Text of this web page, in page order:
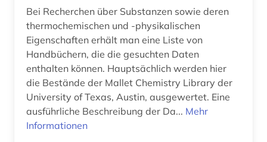
Bei Recherchen über Substanzen sowie deren
thermochemischen und -physikalischen
Eigenschaften erhält man eine Liste von
Handbüchern, die die gesuchten Daten
enthalten können. Hauptsächlich werden hier
die Bestände der Mallet Chemistry Library der
University of Texas, Austin, ausgewertet. Eine
ausführliche Beschreibung der Da... Mehr
Informationen